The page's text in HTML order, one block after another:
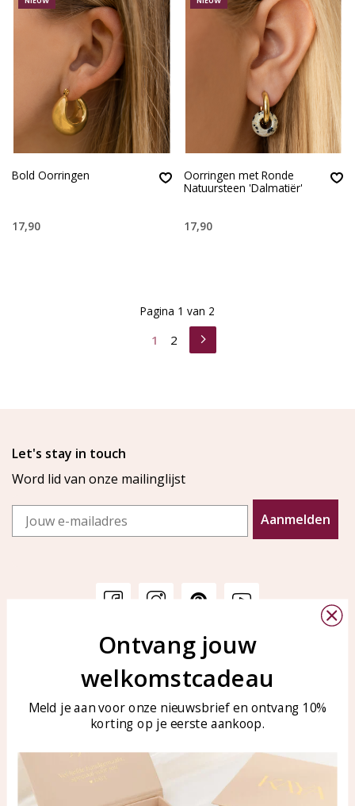
Bold Oorringen
17,90
Oorringen met Ronde
Natuursteen 'Dalmatiër'
17,90
1 2
Pagina 1 van 2
Let's stay in touch
Word lid van onze mailinglijst
Email
Aanmelden
Veelgestelde vragen
Sieraden onderhouden
KAYA Sieraden
Bellen of WhatsApp Ma-Vr
tussen 09:00-17:00
Tel: 0850003187
WhatsApp: 0850003187
klantenservice@kayasierade
Ontvang jouw
welkomstcadeau
Meld je aan voor onze nieuwsbrief en ontvang 10%
korting op je eerste aankoop.